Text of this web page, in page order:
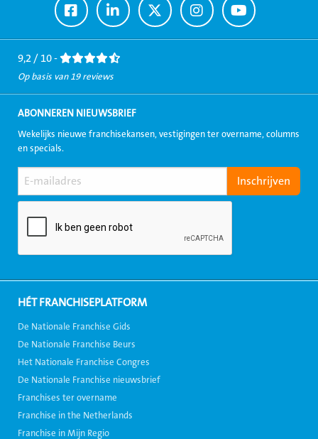
Ga
naar
Facebook
Ga
naar
LinkedIn
Ga
naar
Twitter
Ga
naar
Instagram
Ga
naar
Youtube
9,2 / 10 -
Op basis van 19 reviews
ABONNEREN NIEUWSBRIEF
Wekelijks nieuwe franchisekansen, vestigingen ter overname, columns
en specials.
HÉT FRANCHISEPLATFORM
De Nationale Franchise Gids
De Nationale Franchise Beurs
Het Nationale Franchise Congres
De Nationale Franchise nieuwsbrief
Franchises ter overname
Franchise in the Netherlands
Franchise in Mijn Regio